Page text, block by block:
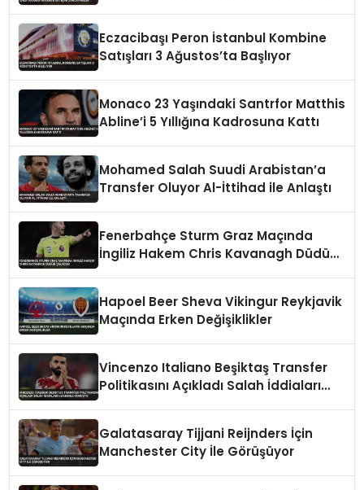
Eczacibaşı Peron İstanbul Kombine
Satışları 3 Ağustos’ta Başlıyor
Monaco 23 Yaşındaki Santrfor Matthis
Abline’i 5 Yıllığına Kadrosuna Kattı
Mohamed Salah Suudi Arabistan’a
Transfer Oluyor Al-İttihad ile Anlaştı
Fenerbahçe Sturm Graz Maçında
İngiliz Hakem Chris Kavanagh Düdük
Hapoel Beer Sheva Vikingur Reykjavik
Maçında Erken Değişiklikler
Vincenzo Italiano Beşiktaş Transfer
Politikasını Açıkladı Salah İddiaları
Galatasaray Tijjani Reijnders İçin
Manchester City İle Görüşüyor